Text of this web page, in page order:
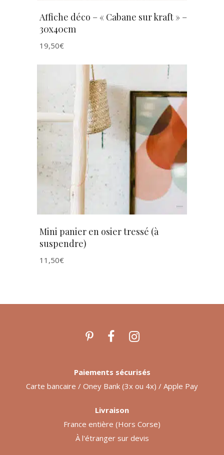
Affiche déco – « Cabane sur kraft » –
30x40cm
19,50€
AJOUTER AU PANIER
Mini panier en osier tressé (à
suspendre)
11,50€
Paiements sécurisés
Carte bancaire / Oney Bank (3x ou 4x) / Apple Pay
Livraison
France entière (Hors Corse)
À l'étranger sur devis